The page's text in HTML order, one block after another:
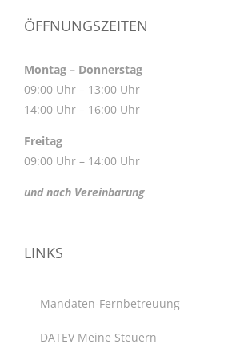
ÖFFNUNGSZEITEN
Montag – Donnerstag
09:00 Uhr – 13:00 Uhr
14:00 Uhr – 16:00 Uhr
Freitag
09:00 Uhr – 14:00 Uhr
und nach Vereinbarung
LINKS
Mandaten-Fernbetreuung
DATEV Meine Steuern